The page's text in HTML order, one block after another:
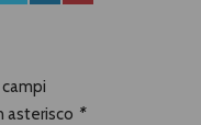
asterisco *